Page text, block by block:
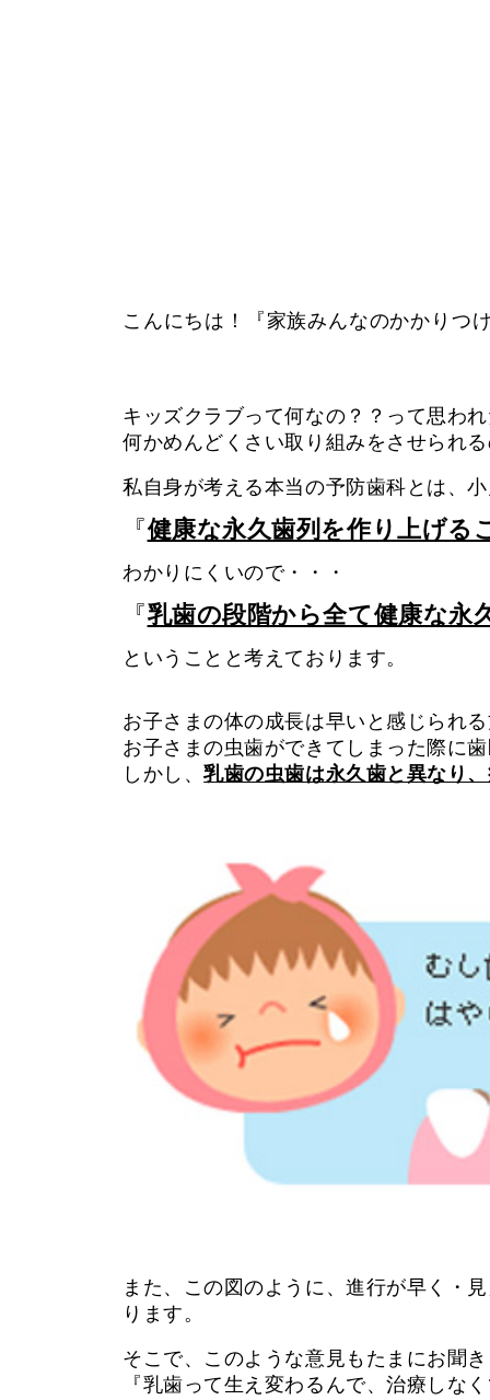
こんにちは！『家族みんなのかかりつ
キッズクラブって何なの？？って思わ
何かめんどくさい取り組みをさせられ
私自身が考える本当の予防歯科とは、
『健康な永久歯列を作り上げる
わかりにくいので・・・
『乳歯の段階から全て健康な永
ということと考えております。
お子さまの体の成長は早いと感じられ
お子さまの虫歯ができてしまった際に
しかし、乳歯の虫歯は永久歯と異なり
また、この図のように、進行が早く・
ります。
そこで、このような意見もたまにお聞
『乳歯って生え変わるんで、治療しな